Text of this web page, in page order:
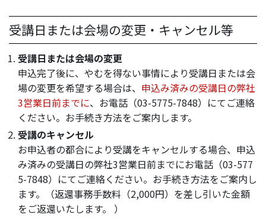
受講日または会場の変更・キャンセル等
受講日または会場の変更
申込完了後に、やむを得ない事情により受講日または会
場の変更を希望する場合は、 申込み済みの受講日の弊社
3営業日前までに、お電話（03-5775-7848）にてご連絡
ください。お手続き方法をご案内します。
受講のキャンセル
お申込者の都合により受講をキャンセルする場合、申込
み済みの受講日の弊社3営業日前までにお電話（03-577
5-7848）にてご連絡ください。お手続き方法をご案内し
ます。（返還事務手数料（2,000円）を差し引いた金額
をご返還いたします。 ）